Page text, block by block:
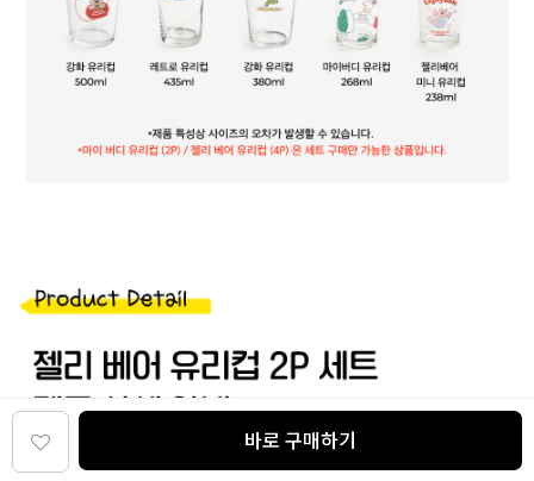
바로 구매하기